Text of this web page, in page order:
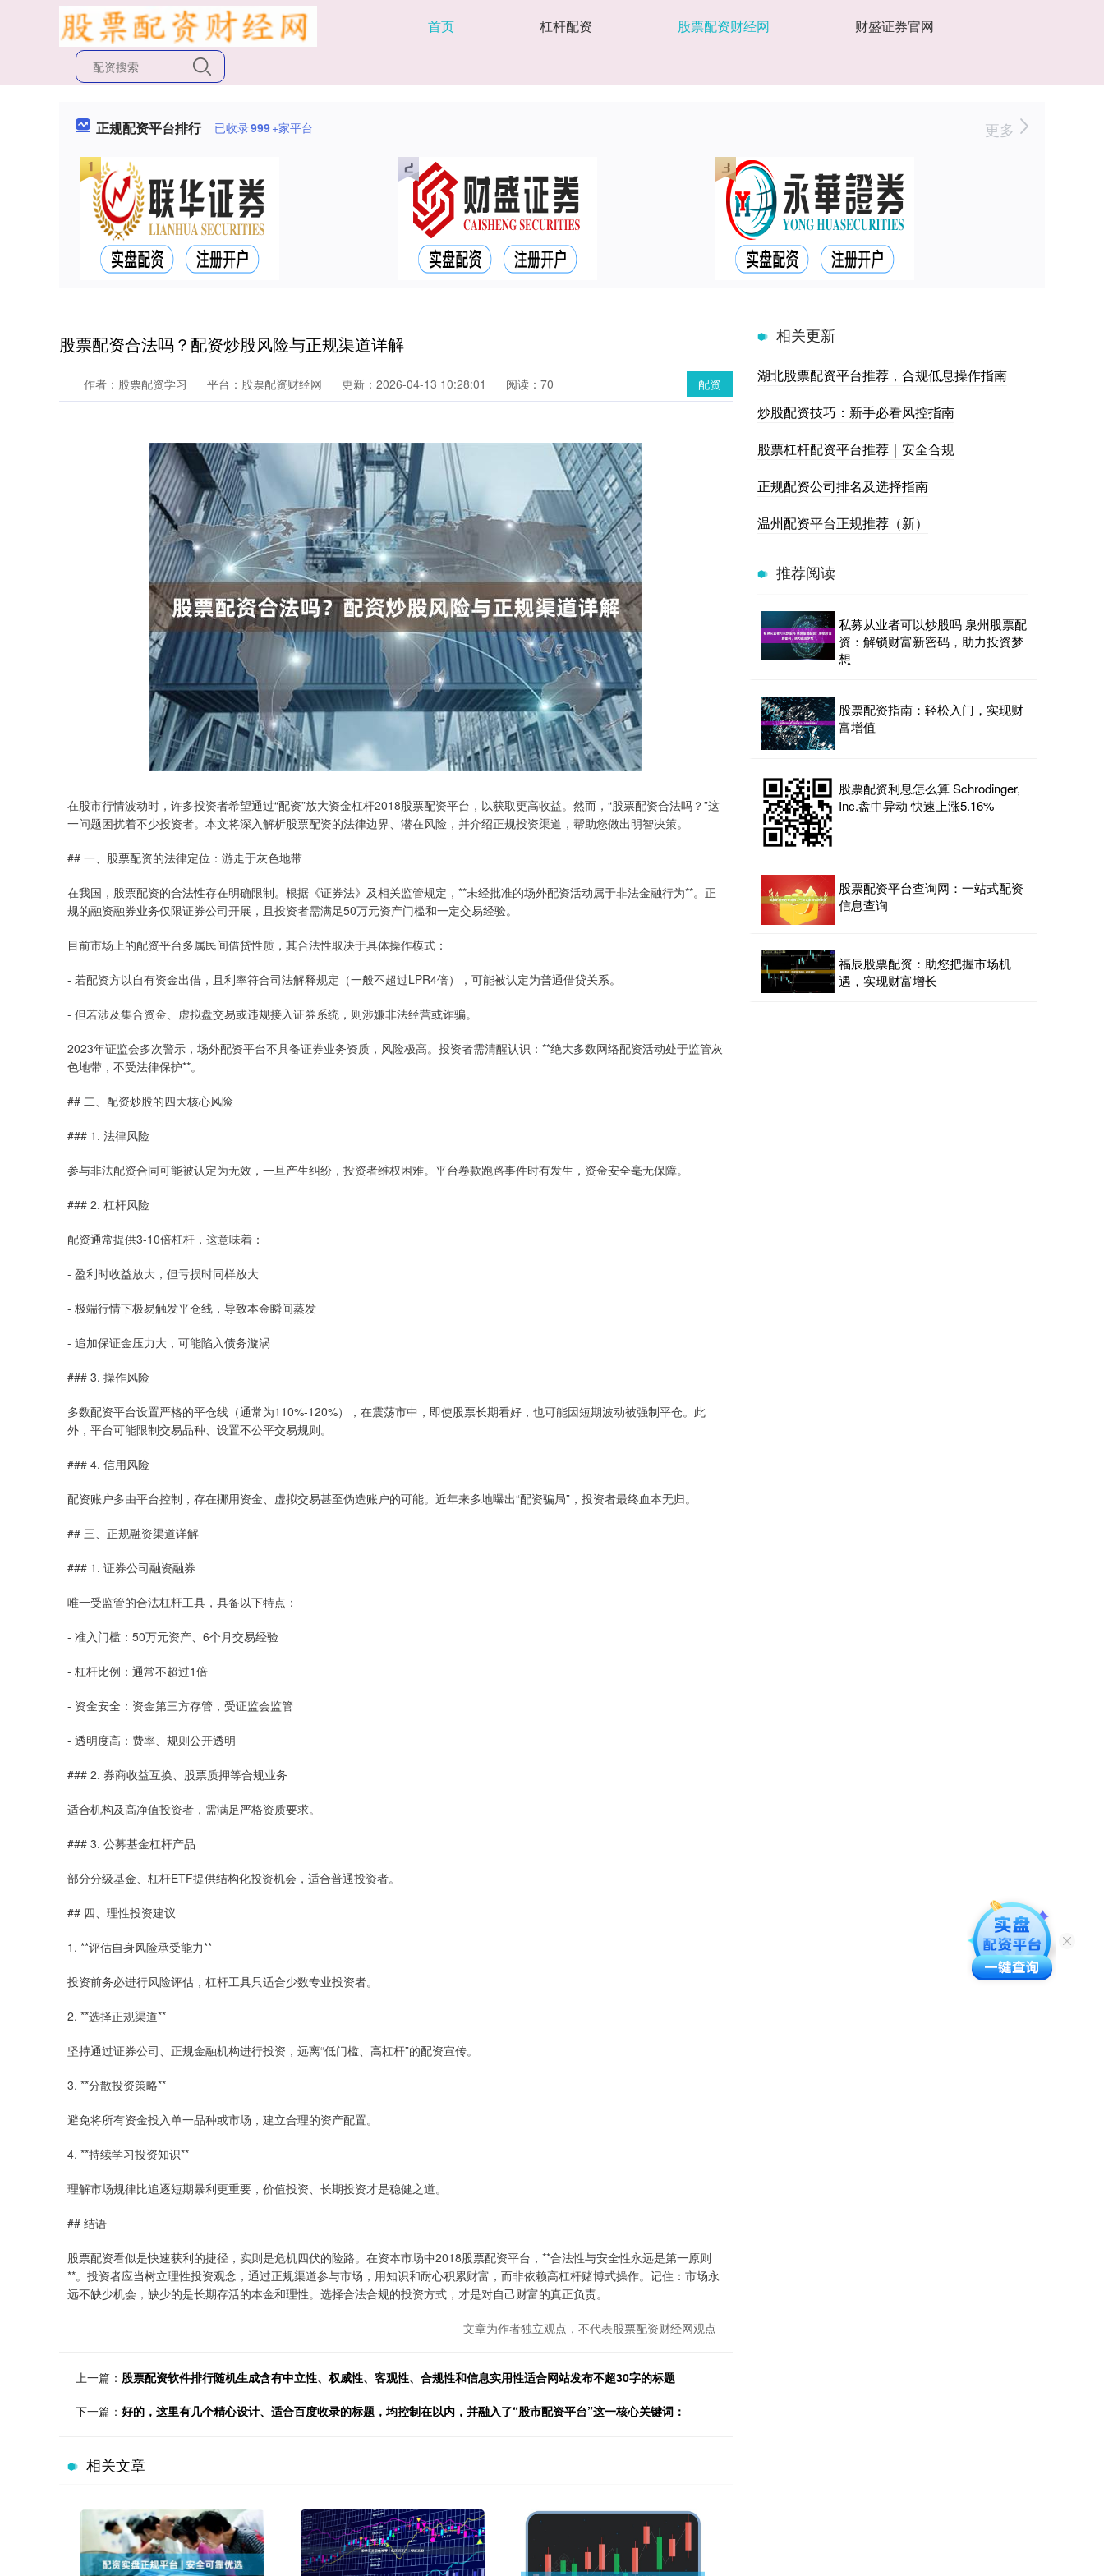
首页 杠杆配资 股票配资财经网 财盛证券官网
正规配资平台排行 已收录999+家平台 更多
股票配资合法吗？配资炒股风险与正规渠道详解
配资
作者：股票配资学习 平台：股票配资财经网 更新：2026-04-13 10:28:01 阅读：70
在股市行情波动时，许多投资者希望通过“配资”放大资金杠杆2018股票配资平台，以获取更高收益。然而，“股票配资合法吗？”这
一问题困扰着不少投资者。本文将深入解析股票配资的法律边界、潜在风险，并介绍正规投资渠道，帮助您做出明智决策。
## 一、股票配资的法律定位：游走于灰色地带
在我国，股票配资的合法性存在明确限制。根据《证券法》及相关监管规定，**未经批准的场外配资活动属于非法金融行为**。正
规的融资融券业务仅限证券公司开展，且投资者需满足50万元资产门槛和一定交易经验。
目前市场上的配资平台多属民间借贷性质，其合法性取决于具体操作模式：
- 若配资方以自有资金出借，且利率符合司法解释规定（一般不超过LPR4倍），可能被认定为普通借贷关系。
- 但若涉及集合资金、虚拟盘交易或违规接入证券系统，则涉嫌非法经营或诈骗。
2023年证监会多次警示，场外配资平台不具备证券业务资质，风险极高。投资者需清醒认识：**绝大多数网络配资活动处于监管灰
色地带，不受法律保护**。
## 二、配资炒股的四大核心风险
### 1. 法律风险
参与非法配资合同可能被认定为无效，一旦产生纠纷，投资者维权困难。平台卷款跑路事件时有发生，资金安全毫无保障。
### 2. 杠杆风险
配资通常提供3-10倍杠杆，这意味着：
- 盈利时收益放大，但亏损时同样放大
- 极端行情下极易触发平仓线，导致本金瞬间蒸发
- 追加保证金压力大，可能陷入债务漩涡
### 3. 操作风险
多数配资平台设置严格的平仓线（通常为110%-120%），在震荡市中，即使股票长期看好，也可能因短期波动被强制平仓。此
外，平台可能限制交易品种、设置不公平交易规则。
### 4. 信用风险
配资账户多由平台控制，存在挪用资金、虚拟交易甚至伪造账户的可能。近年来多地曝出“配资骗局”，投资者最终血本无归。
## 三、正规融资渠道详解
### 1. 证券公司融资融券
唯一受监管的合法杠杆工具，具备以下特点：
- 准入门槛：50万元资产、6个月交易经验
- 杠杆比例：通常不超过1倍
- 资金安全：资金第三方存管，受证监会监管
- 透明度高：费率、规则公开透明
### 2. 券商收益互换、股票质押等合规业务
适合机构及高净值投资者，需满足严格资质要求。
### 3. 公募基金杠杆产品
部分分级基金、杠杆ETF提供结构化投资机会，适合普通投资者。
## 四、理性投资建议
1. **评估自身风险承受能力**
投资前务必进行风险评估，杠杆工具只适合少数专业投资者。
2. **选择正规渠道**
坚持通过证券公司、正规金融机构进行投资，远离“低门槛、高杠杆”的配资宣传。
3. **分散投资策略**
避免将所有资金投入单一品种或市场，建立合理的资产配置。
4. **持续学习投资知识**
理解市场规律比追逐短期暴利更重要，价值投资、长期投资才是稳健之道。
## 结语
股票配资看似是快速获利的捷径，实则是危机四伏的险路。在资本市场中2018股票配资平台，**合法性与安全性永远是第一原则
**。投资者应当树立理性投资观念，通过正规渠道参与市场，用知识和耐心积累财富，而非依赖高杠杆赌博式操作。记住：市场永
远不缺少机会，缺少的是长期存活的本金和理性。选择合法合规的投资方式，才是对自己财富的真正负责。
文章为作者独立观点，不代表股票配资财经网观点
上一篇： 股票配资软件排行随机生成含有中立性、权威性、客观性、合规性和信息实用性适合网站发布不超30字的标题
下一篇： 好的，这里有几个精心设计、适合百度收录的标题，均控制在以内，并融入了“股市配资平台”这一核心关键词：
相关文章
相关更新
湖北股票配资平台推荐，合规低息操作指南
炒股配资技巧：新手必看风控指南
股票杠杆配资平台推荐｜安全合规
正规配资公司排名及选择指南
温州配资平台正规推荐（新）
推荐阅读
私募从业者可以炒股吗 泉州股票配
资：解锁财富新密码，助力投资梦
想
股票配资指南：轻松入门，实现财
富增值
股票配资利息怎么算 Schrodinger,
Inc.盘中异动 快速上涨5.16%
股票配资平台查询网：一站式配资
信息查询
福辰股票配资：助您把握市场机
遇，实现财富增长